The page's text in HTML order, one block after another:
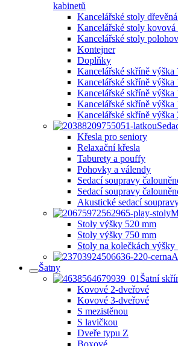
kabinetů
Kancelářské stoly
Kancelářské stoly kovová
Kancelářské stoly
Kontejner
Doplňky
Kancelářské skříně výška
Kancelářské skříně výška
Kancelářské skříně výška
Kancelářské skříně výška
Kancelářské skříně výška
Křesla pro seniory
Relaxační křesla
Taburety a pouffy
Pohovky a válendy
Sedací soupravy
Sedací soupravy
Akustické sedací
Stoly výšky 520 mm
Stoly výšky 750 mm
Stoly na kolečkách výšky
Šatny
Šatní
Kovové 2-dveřové
Kovové 3-dveřové
S mezistěnou
S lavičkou
Dveře typu Z
Boxové